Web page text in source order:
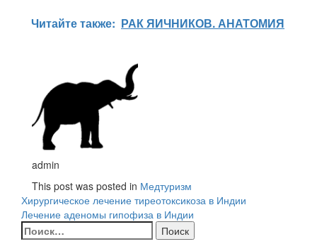
Читайте также: РАК ЯИЧНИКОВ. АНАТОМИЯ
admin
This post was posted in Медтуризм
Навигация
по
Хирургическое лечение тиреотоксикоза в Индии
Лечение аденомы гипофиза в Индии
Найти: